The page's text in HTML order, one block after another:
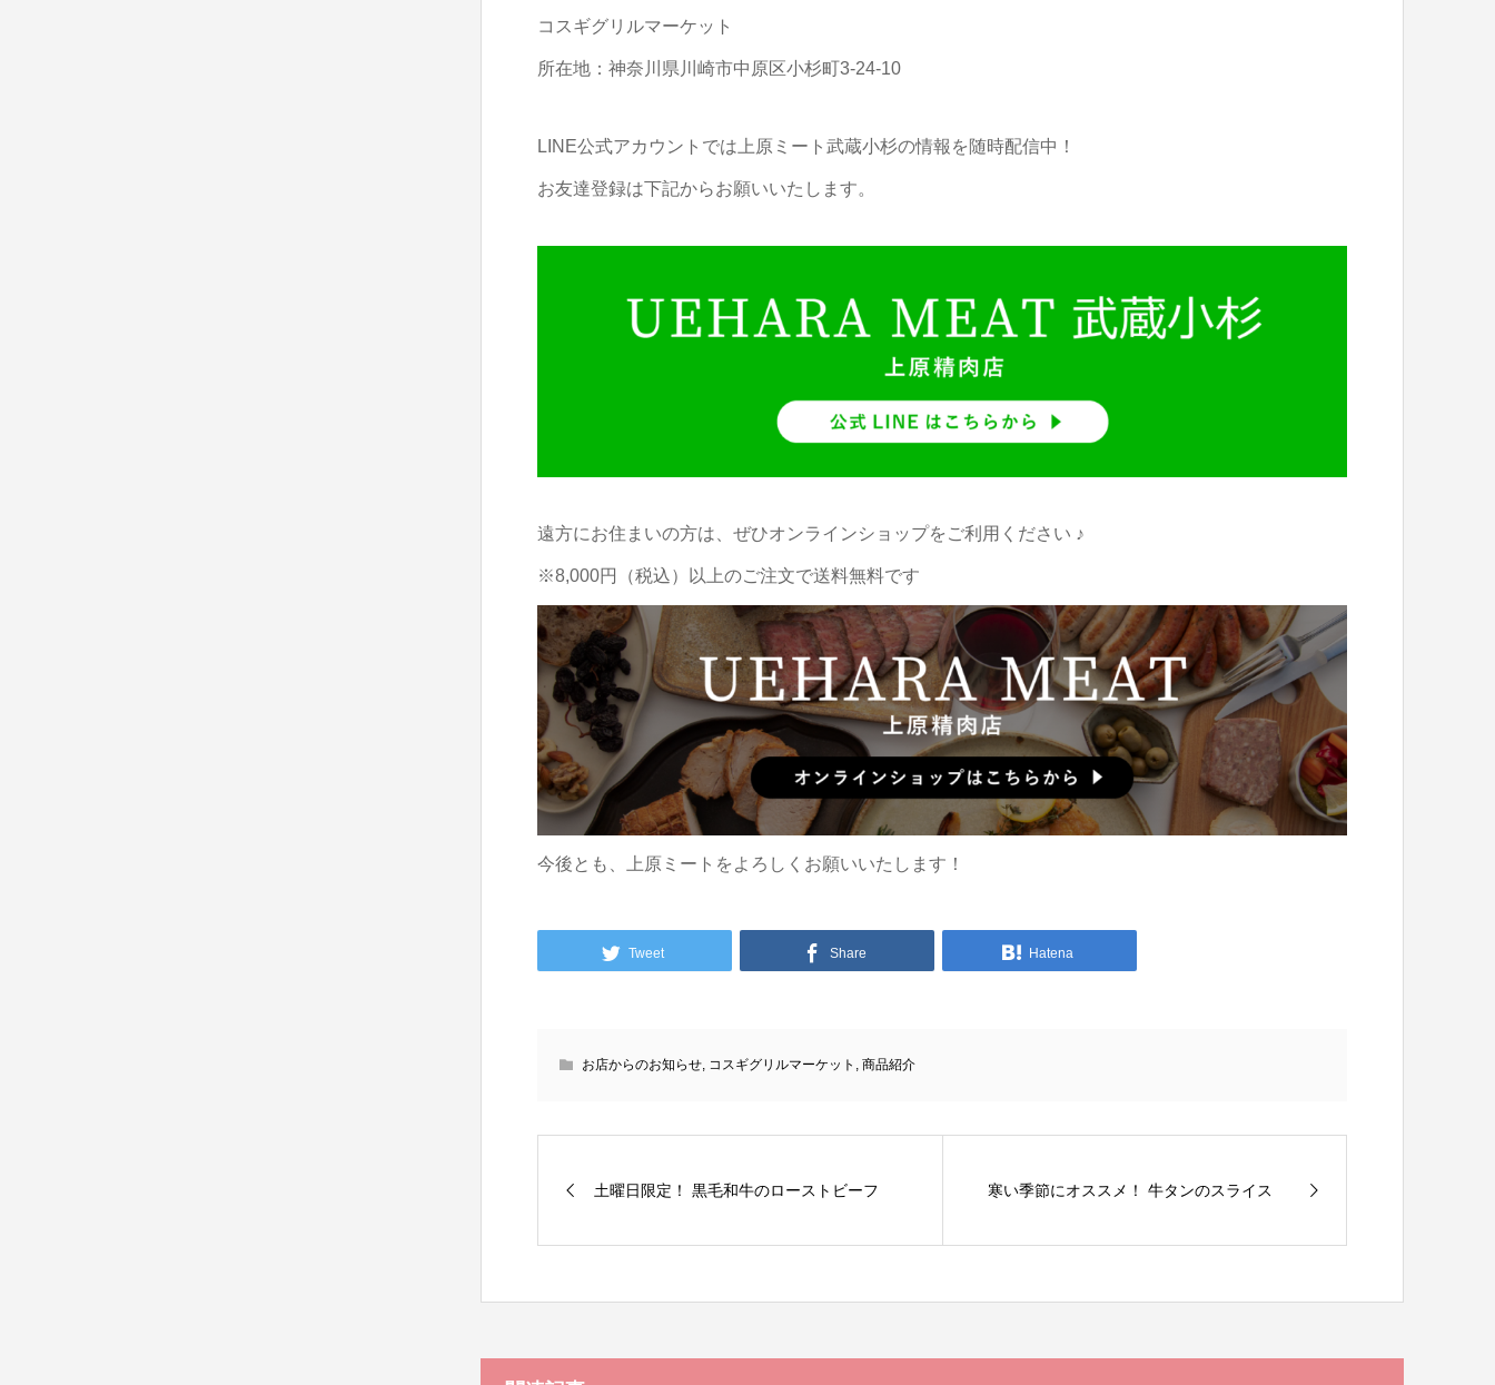
コスギグリルマーケット
所在地：神奈川県川崎市中原区小杉町3-24-10
LINE公式アカウントでは上原ミート武蔵小杉の情報を随時配信中！
お友達登録は下記からお願いいたします。
遠方にお住まいの方は、ぜひオンラインショップをご利用ください ♪
※8,000円（税込）以上のご注文で送料無料です
今後とも、上原ミートをよろしくお願いいたします！
Tweet Share Hatena
お店からのお知らせ, コスギグリルマーケット 商品紹介
土曜日限定！ 黒毛和牛のローストビーフ 寒い季節にオススメ！ 牛タンのスライス